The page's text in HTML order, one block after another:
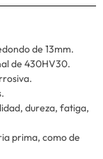
de 13mm.
de 430HV30.
dureza, fatiga,
prima, como de